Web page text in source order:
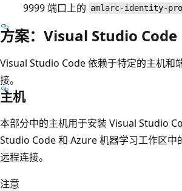
9999 端口上的 amlarc-identity-
方案：Visual Studio Code
Visual Studio Code 依赖于特定的主机和
接。
主机
本部分中的主机用于安装 Visual Studio
Studio Code 和 Azure 机器学习工作区中
远程连接。
注意